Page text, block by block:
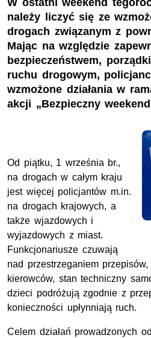
W ostatni weekend
należy liczyć się ze
drogach związanym z
Mając na względzie
bezpieczeństwem,
ruchu drogowym,
wzmożone działania w
akcji „Bezpieczny
Od piątku, 1 września br.,
na drogach w całym kraju
jest więcej policjantów m.in.
na drogach krajowych, a
także wjazdowych i
wyjazdowych z miast.
Funkcjonariusze czuwają
nad przestrzeganiem
kierowców, stan techniczny
dzieci podróżują zgodnie z
konieczności upłynniają ruch.
Celem działań prowadzonych